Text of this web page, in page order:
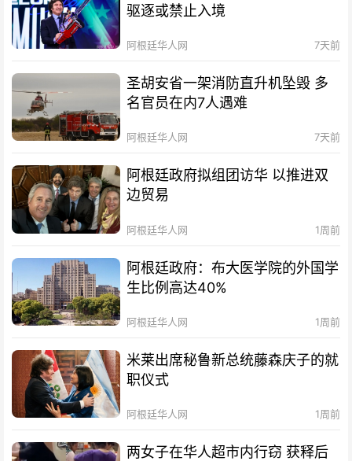
驱逐或禁止入境
阿根廷华人网 7天前
圣胡安省一架消防直升机坠毁 多
名官员在内7人遇难
阿根廷华人网 7天前
阿根廷政府拟组团访华 以推进双
边贸易
阿根廷华人网 1周前
阿根廷政府：布大医学院的外国学
生比例高达40%
阿根廷华人网 1周前
米莱出席秘鲁新总统藤森庆子的就
职仪式
阿根廷华人网 1周前
两女子在华人超市内行窃 获释后